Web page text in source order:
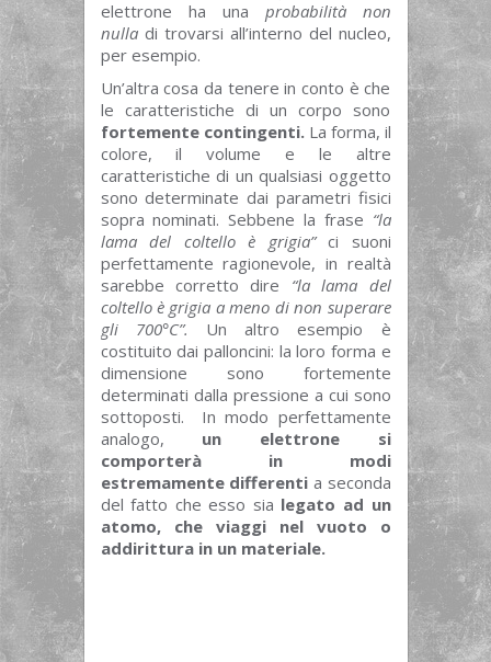
elettrone ha una probabilità non
nulla di trovarsi all’interno del nucleo,
per esempio.
Un’altra cosa da tenere in conto è che
le caratteristiche di un corpo sono
fortemente contingenti.La forma, il
colore, il volume e le altre
caratteristiche di un qualsiasi oggetto
sono determinate dai parametri fisici
sopra nominati. Sebbene la frase “la
lama del coltello è grigia” ci suoni
perfettamente ragionevole, in realtà
sarebbe corretto dire “la lama del
coltello è grigia a meno di non superare
gli 700°C”. Un altro esempio è
costituito dai palloncini: la loro forma e
dimensione sono fortemente
determinati dalla pressione a cui sono
sottoposti. In modo perfettamente
analogo, un elettrone si
comporterà in modi
estremamente differenti a seconda
del fatto che esso sia legato ad un
atomo, che viaggi nel vuoto o
addirittura in un materiale.